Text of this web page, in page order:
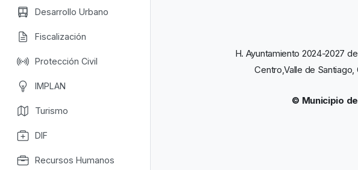
Desarrollo Urbano
Fiscalización
Protección Civil
IMPLAN
Turismo
DIF
Recursos Humanos
H. Ayuntamiento 2024-2027
Centro,Valle de
© Municipio